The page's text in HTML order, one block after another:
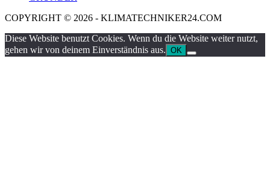
COPYRIGHT © 2026 - KLIMATECHNIKER24.COM
Diese Website benutzt Cookies. Wenn du die Website weiter nutzt,
gehen wir von deinem Einverständnis aus. OK